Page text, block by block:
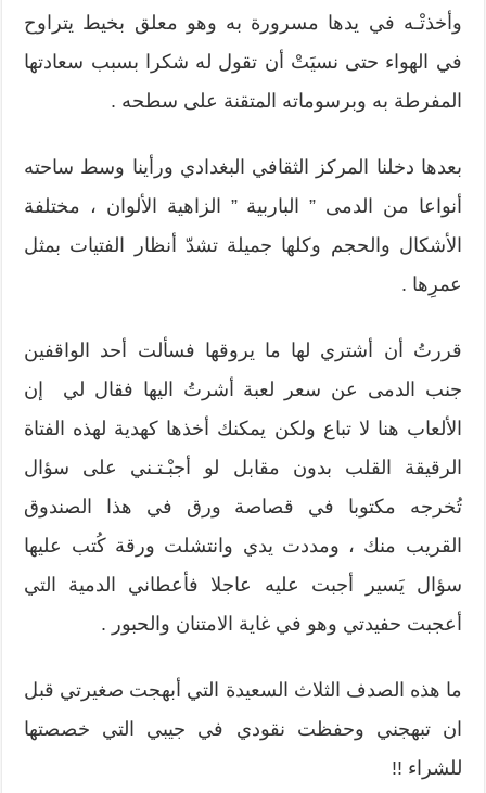
وأخذتْـه في يدها مسرورة به وهو معلق بخيط يتراوح
في الهواء حتى نسيَتْ أن تقول له شكرا بسبب سعادتها
المفرطة به وبرسوماته المتقنة على سطحه .
بعدها دخلنا المركز الثقافي البغدادي ورأينا وسط ساحته
أنواعا من الدمى ” الباربية ” الزاهية الألوان ، مختلفة
الأشكال والحجم وكلها جميلة تشدّ أنظار الفتيات بمثل
عمرِها .
قررتُ أن أشتري لها ما يروقها فسألت أحد الواقفين
جنب الدمى عن سعر لعبة أشرتُ اليها فقال لي إن
الألعاب هنا لا تباع ولكن يمكنك أخذها كهدية لهذه الفتاة
الرقيقة القلب بدون مقابل لو أجبْـتـني على سؤال
تُخرجه مكتوبا في قصاصة ورق في هذا الصندوق
القريب منك ، ومددت يدي وانتشلت ورقة كُتب عليها
سؤال يَسير أجبت عليه عاجلا فأعطاني الدمية التي
أعجبت حفيدتي وهو في غاية الامتنان والحبور .
ما هذه الصدف الثلاث السعيدة التي أبهجت صغيرتي قبل
ان تبهجني وحفظت نقودي في جيبي التي خصصتها
للشراء !!